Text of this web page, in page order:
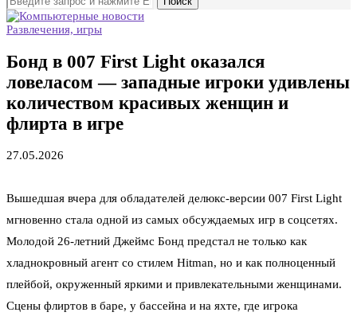
Развлечения, игры
Бонд в 007 First Light оказался
ловеласом — западные игроки удивлены
количеством красивых женщин и
флирта в игре
27.05.2026
Вышедшая вчера для обладателей делюкс-версии 007 First Light
мгновенно стала одной из самых обсуждаемых игр в соцсетях.
Молодой 26-летний Джеймс Бонд предстал не только как
хладнокровный агент со стилем Hitman, но и как полноценный
плейбой, окруженный яркими и привлекательными женщинами.
Сцены флиртов в баре, у бассейна и на яхте, где игрока